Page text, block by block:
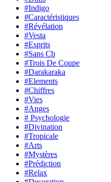
#Indigo
#Caractéristiques
#Révélation
#Vesta
#Esprits
#Sans Cb
#Trois De Coupe
#Darakaraka
#Elements
#Chiffres
#Vies
#Anges
# Psychologie
#Divination
#Tropicale
#Arts
#Mystères
#Prédiction
#Relax